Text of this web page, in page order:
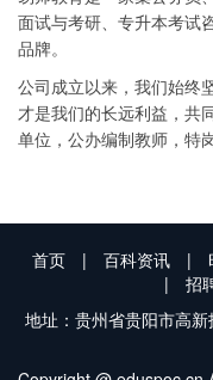
面试与考研、专升本考试
品牌。
公司成立以来，我们始终
才是我们的长远利益，共
单位，公办编制教师，特
首页 | 百科资讯 |
|
招
地址：贵州省贵阳市高